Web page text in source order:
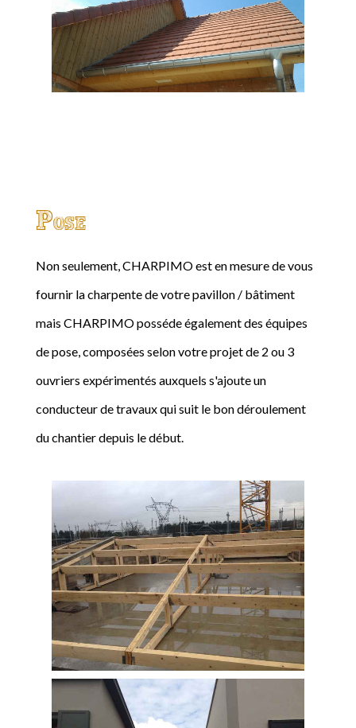
Pose
Non seulement, CHARPIMO est en mesure de vous
fournir la charpente de votre pavillon / bâtiment
mais CHARPIMO posséde également des équipes
de pose, composées selon votre projet de 2 ou 3
ouvriers expérimentés auxquels s'ajoute un
conducteur de travaux qui suit le bon déroulement
du chantier depuis le début.